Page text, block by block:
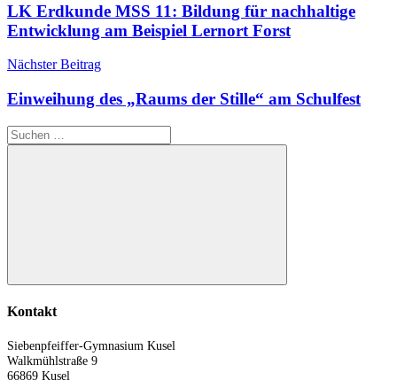
LK Erdkunde MSS 11: Bildung für nachhaltige
Entwicklung am Beispiel Lernort Forst
Nächster Beitrag
Einweihung des „Raums der Stille“ am Schulfest
Suchen
nach:
Suchen
Kontakt
Siebenpfeiffer-Gymnasium Kusel
Walkmühlstraße 9
66869 Kusel